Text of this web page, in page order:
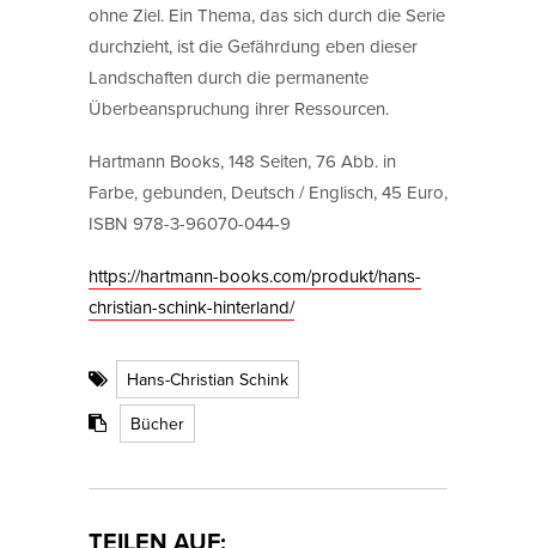
ohne Ziel. Ein Thema, das sich durch die Serie
durchzieht, ist die Gefährdung eben dieser
Landschaften durch die permanente
Überbeanspruchung ihrer Ressourcen.
Hartmann Books, 148 Seiten, 76 Abb. in
Farbe, gebunden, Deutsch / Englisch, 45 Euro,
ISBN 978-3-96070-044-9
https://hartmann-books.com/produkt/hans-
christian-schink-hinterland/
Hans-Christian Schink
Bücher